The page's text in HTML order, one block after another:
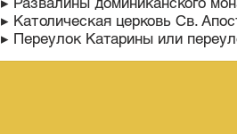
▸ Католическая церковь Св.
▸ Переулок Катарины или